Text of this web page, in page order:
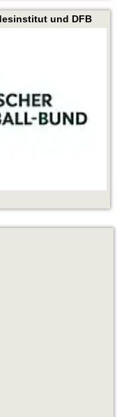
und DFB